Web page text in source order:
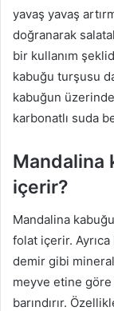
yavaş yavaş
doğranarak
bir kullanım
kabuğu turşusu
kabuğun
karbonatlı suda
Mandalina
içerir?
Mandalina
folat içerir.
demir gibi
meyve etine
barındırır.